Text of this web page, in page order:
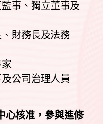
事、獨立董事及
財務長及法務
公司治理人員
心核准 ，參與進修